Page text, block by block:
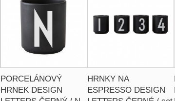
PORCELÁNOVÝ
HRNEK DESIGN
HRNKY NA
ESPRESSO DESIGN